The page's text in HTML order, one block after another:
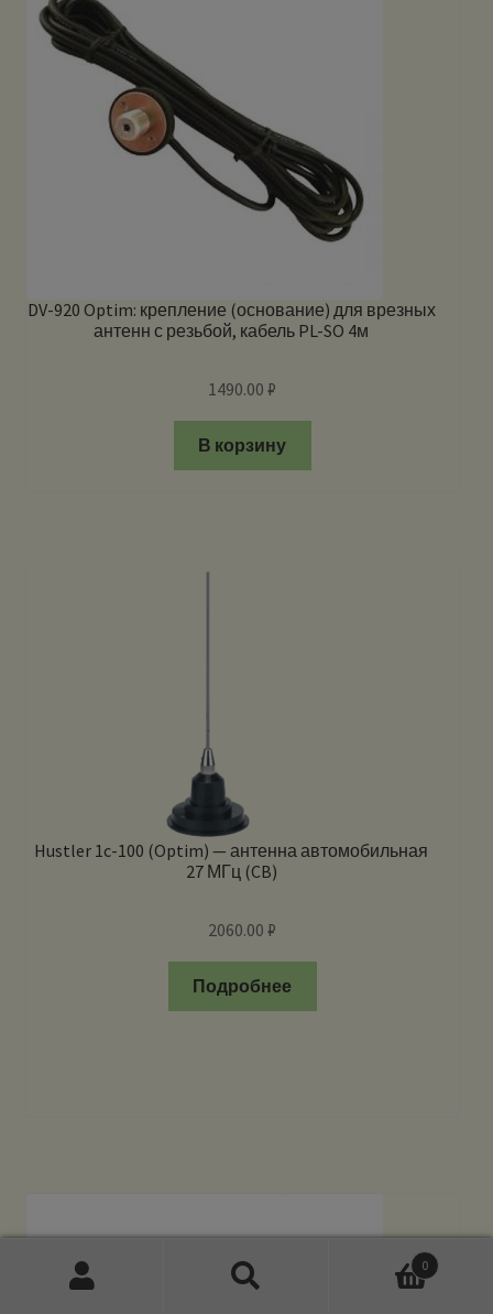
DV-920 Optim: крепление (основание) для врезных
антенн с резьбой, кабель PL-SO 4м
1490.00₽
В корзину
Hustler 1c-100 (Optim) — антенна автомобильная
27 МГц (CB)
2060.00₽
Подробнее
0